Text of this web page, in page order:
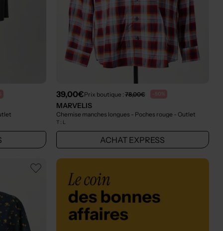
39,00€Prix boutique : 78,00€ -50%
MARVELIS
Chemise manches longues - Poches rouge - Outlet
T : L
ACHAT EXPRESS